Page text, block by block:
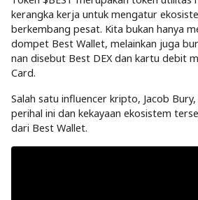
kerangka kerja untuk mengatur
berkembang pesat. Kita bukan hanya
dompet Best Wallet, melainkan juga
nan disebut Best DEX dan kartu debit
Card.
Salah satu influencer kripto, Jacob
perihal ini dan kekayaan ekosistem
dari Best Wallet.